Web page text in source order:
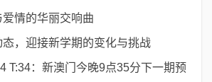
情的华丽交响曲
，迎接新学期的变化与挑战
T:34：新澳门今晚9点35分下一期预